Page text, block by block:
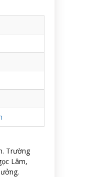
Trường
Lâm,